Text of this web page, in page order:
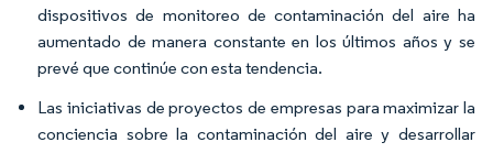
dispositivos de monitoreo de contaminación del aire ha
aumentado de manera constante en los últimos años y se
prevé que continúe con esta tendencia.
Las iniciativas de proyectos de empresas para maximizar la
conciencia sobre la contaminación del aire y desarrollar